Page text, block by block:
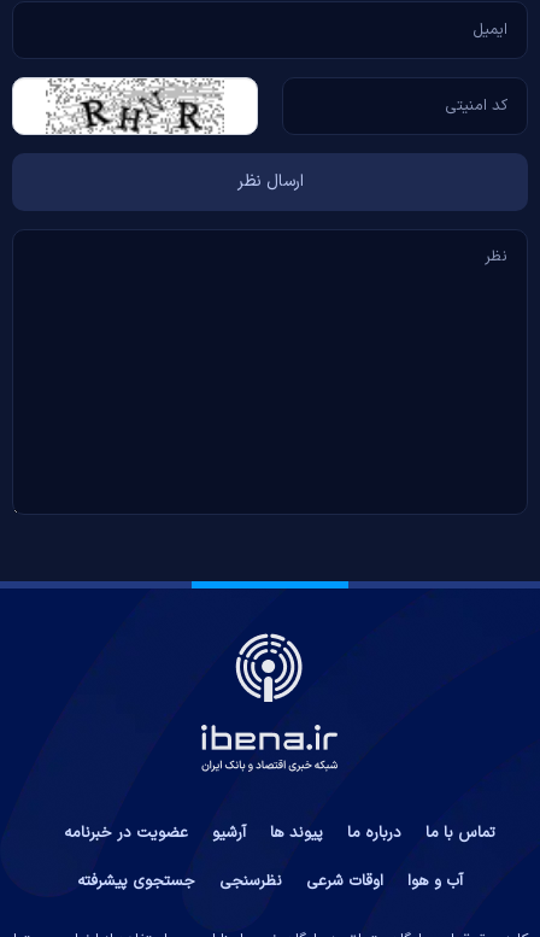
تماس با ما درباره ما پیوند ها آرشیو
عضویت در خبرنامه
آب و هوا
اوقات شرعی نظرسنجی جستجوی پیشرفته